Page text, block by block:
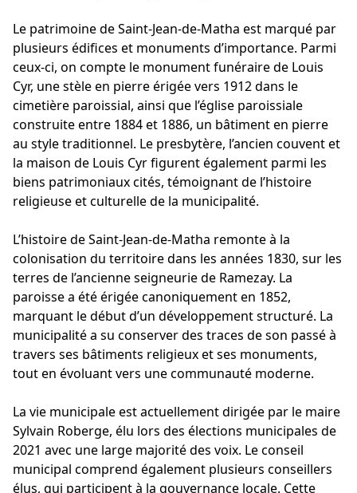
Le patrimoine de Saint-Jean-de-Matha est marqué par
plusieurs édifices et monuments d’importance. Parmi
ceux-ci, on compte le monument funéraire de Louis
Cyr, une stèle en pierre érigée vers 1912 dans le
cimetière paroissial, ainsi que l’église paroissiale
construite entre 1884 et 1886, un bâtiment en pierre
au style traditionnel. Le presbytère, l’ancien couvent et
la maison de Louis Cyr figurent également parmi les
biens patrimoniaux cités, témoignant de l’histoire
religieuse et culturelle de la municipalité.
L’histoire de Saint-Jean-de-Matha remonte à la
colonisation du territoire dans les années 1830, sur les
terres de l’ancienne seigneurie de Ramezay. La
paroisse a été érigée canoniquement en 1852,
marquant le début d’un développement structuré. La
municipalité a su conserver des traces de son passé à
travers ses bâtiments religieux et ses monuments,
tout en évoluant vers une communauté moderne.
La vie municipale est actuellement dirigée par le maire
Sylvain Roberge, élu lors des élections municipales de
2021 avec une large majorité des voix. Le conseil
municipal comprend également plusieurs conseillers
élus, qui participent à la gouvernance locale. Cette